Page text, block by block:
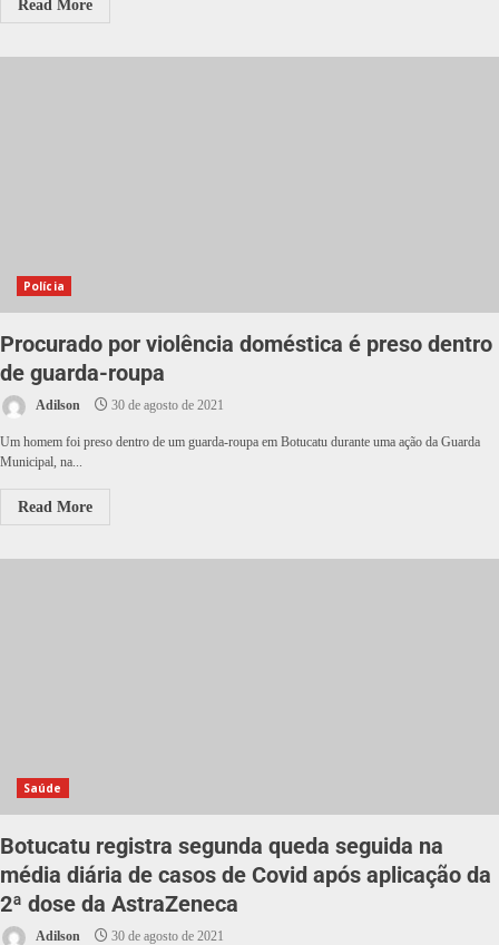
Read More
Polícia
Procurado por violência doméstica é preso dentro
de guarda-roupa
Adilson 30 de agosto de 2021
Um homem foi preso dentro de um guarda-roupa em Botucatu durante uma ação da Guarda
Municipal, na...
Read More
Saúde
Botucatu registra segunda queda seguida na
média diária de casos de Covid após aplicação da
2ª dose da AstraZeneca
Adilson 30 de agosto de 2021